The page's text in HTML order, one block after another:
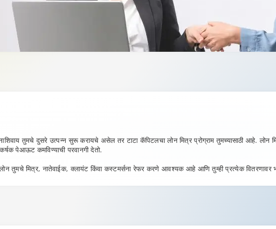
तुमचे दुसरे उत्पन्न सुरू करायचे असेल तर टाटा कॅपिटलचा लोन मित्र प्रोग्राम तुमच्यासाठी आहे. लोन
पेआऊट कमविण्याची परवानगी देतो.
लोन तुमचे मित्र, नातेवाईक, क्लायंट किंवा कस्टमर्सना रेफर करणे आवश्यक आहे आणि तुम्ही प्रत्येक